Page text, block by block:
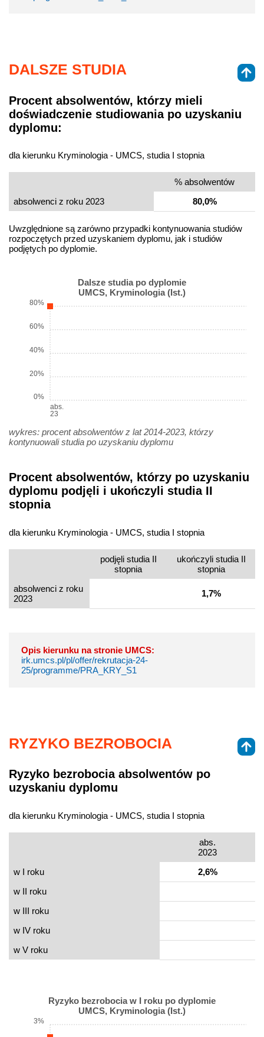
DALSZE STUDIA
Procent absolwentów, którzy mieli
doświadczenie studiowania po uzyskaniu
dyplomu:
dla kierunku Kryminologia - UMCS, studia I stopnia
% absolwentów
absolwenci z roku 2023
80,0%
Uwzględnione są zarówno przypadki kontynuowania studiów
rozpoczętych przed uzyskaniem dyplomu, jak i studiów
podjętych po dyplomie.
Dalsze studia po dyplomie
UMCS, Kryminologia (Ist.)
abs.
23
0%
20%
40%
60%
80%
wykres: procent absolwentów z lat 2014-2023, którzy
kontynuowali studia po uzyskaniu dyplomu
Procent absolwentów, którzy po uzyskaniu
dyplomu podjęli i ukończyli studia II
stopnia
dla kierunku Kryminologia - UMCS, studia I stopnia
podjęli studia II
stopnia
ukończyli studia II
stopnia
absolwenci z roku
2023
1,7%
Opis kierunku na stronie UMCS:
irk.umcs.pl/pl/offer/rekrutacja-24-
25/programme/PRA_KRY_S1
RYZYKO BEZROBOCIA
Ryzyko bezrobocia absolwentów po
uzyskaniu dyplomu
dla kierunku Kryminologia - UMCS, studia I stopnia
abs.
2023
w I roku
2,6%
w II roku
w III roku
w IV roku
w V roku
Ryzyko bezrobocia w I roku po dyplomie
UMCS, Kryminologia (Ist.)
3%